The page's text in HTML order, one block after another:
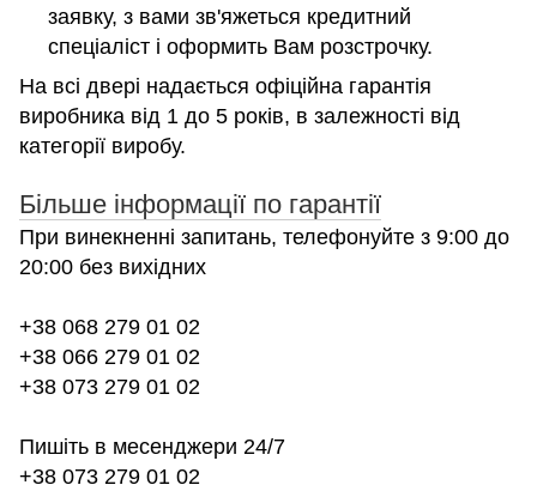
заявку, з вами зв'яжеться кредитний
спеціаліст і оформить Вам розстрочку.
На всі двері надається офіційна гарантія
виробника від 1 до 5 років, в залежності від
категорії виробу.
Більше інформації по гарантії
При винекненні запитань, телефонуйте з 9:00 до
20:00 без вихідних
+38 068 279 01 02
+38 066 279 01 02
+38 073 279 01 02
Пишіть в месенджери 24/7
+38 073 279 01 02